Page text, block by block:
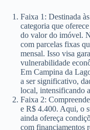
Faixa 1: Destinada
categoria que
do valor do imóvel.
com parcelas fixas
mensal. Isso visa
vulnerabilidade
Em Campina da
a ser significativo,
local, intensificando
Faixa 2:
e R$ 4.400. Aqui, o
ainda ofereça
com financiamentos